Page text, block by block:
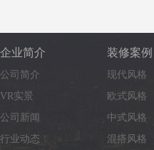
企业简介
公司简介
VR实景
公司新闻
行业动态
装修案例
现代风格
欧式风格
中式风格
混搭风格